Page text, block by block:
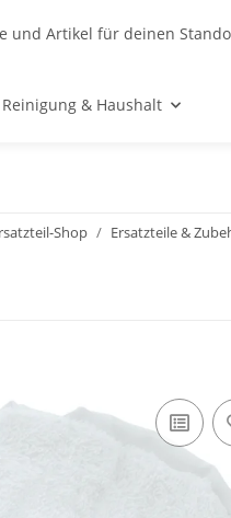
und Artikel für deinen
Reinigung & Haushalt
Shop Ersatzteile &